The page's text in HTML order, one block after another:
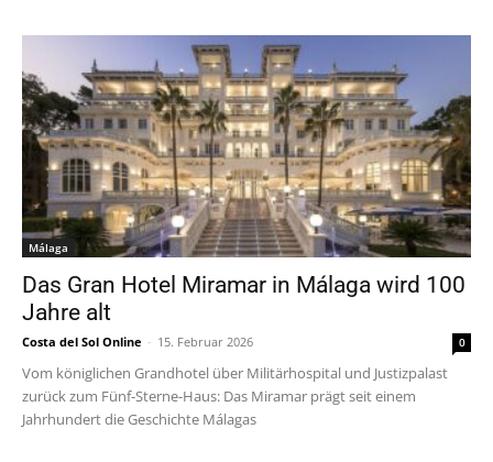
Málaga
Das Gran Hotel Miramar in Málaga wird 100
Jahre alt
Costa del Sol Online - 15. Februar 2026 0
Vom königlichen Grandhotel über Militärhospital und Justizpalast
zurück zum Fünf-Sterne-Haus: Das Miramar prägt seit einem
Jahrhundert die Geschichte Málagas